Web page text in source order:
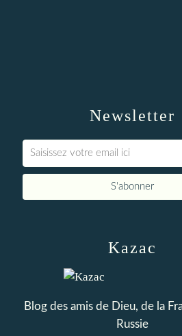
Newsletter
Kazac
Blog des amis de Dieu, de la
Russie